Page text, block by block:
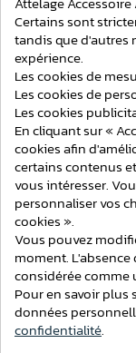
108,10 €
108,90 €
Certains sont
tandis que d'autres
expérience.
Les cookies de
Les cookies de
Les cookies
En cliquant sur «
cookies afin
certains contenus
vous intéresser.
personnaliser vos
cookies ».
Vous pouvez
moment.
considérée comme
Pour en savoir plus
données
confidentialité.